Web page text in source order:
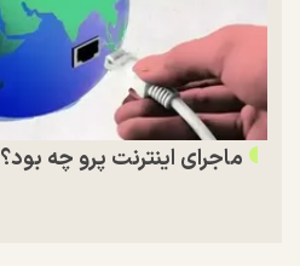
ماجرای اینترنت پرو چه بود؟